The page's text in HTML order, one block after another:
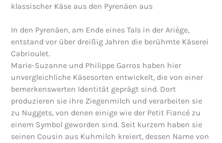
klassischer Käse aus den Pyrenäen aus
In den Pyrenäen, am Ende eines Tals in der Ariège,
entstand vor über dreißig Jahren die berühmte Käserei
Cabrioulet.
Marie-Suzanne und Philippe Garros haben hier
unvergleichliche Käsesorten entwickelt, die von einer
bemerkenswerten Identität geprägt sind. Dort
produzieren sie ihre Ziegenmilch und verarbeiten sie
zu Nuggets, von denen einige wie der Petit Fiancé zu
einem Symbol geworden sind. Seit kurzem haben sie
seinen Cousin aus Kuhmilch kreiert, dessen Name von